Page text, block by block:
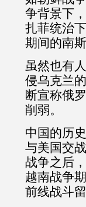
争背景下
扎菲统治
期间的南
虽然也有
侵乌克兰
断宣称俄
削弱。
中国的历
与美国交
战争之后
越南战争
前线战斗